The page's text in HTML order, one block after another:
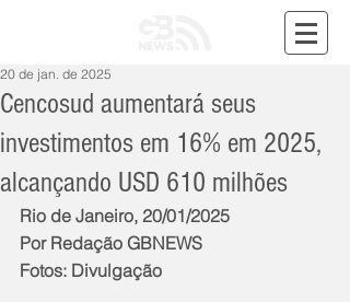
Cencosud aumentará seus
investimentos em 16% em 2025,
alcançando USD 610 milhões
20 de jan. de 2025
Rio de Janeiro, 20/01/2025
Por Redação GBNEWS
Fotos: Divulgação